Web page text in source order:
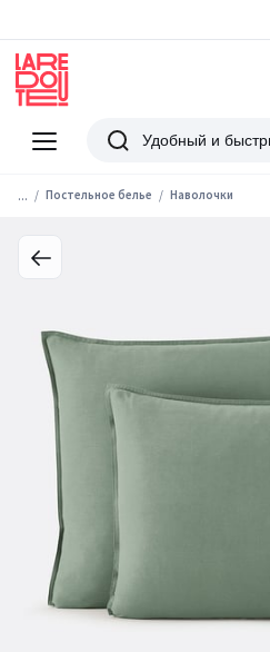
Меню
Redoute
Поиск
... Постельное белье Наволочки